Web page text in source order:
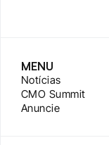
MENU
Notícias
CMO Summit
Anuncie